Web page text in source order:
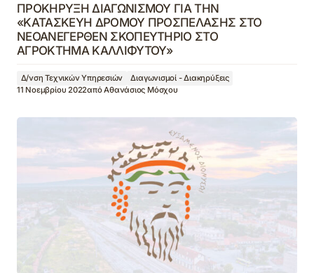
ΠΡΟΚΗΡΥΞΗ ΔΙΑΓΩΝΙΣΜΟΥ ΓΙΑ ΤΗΝ
«ΚΑΤΑΣΚΕΥΗ ΔΡΟΜΟΥ ΠΡΟΣΠΕΛΑΣΗΣ ΣΤΟ
ΝΕΟΑΝΕΓΕΡΘΕΝ ΣΚΟΠΕΥΤΗΡΙΟ ΣΤΟ
ΑΓΡΟΚΤΗΜΑ ΚΑΛΛΙΦΥΤΟΥ»
Δ/νση Τεχνικών Υπηρεσιών
Διαγωνισμοί - Διακηρύξεις
11 Νοεμβρίου 2022απόΑθανάσιος Μόσχου